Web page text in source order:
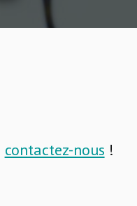
contactez-nous !